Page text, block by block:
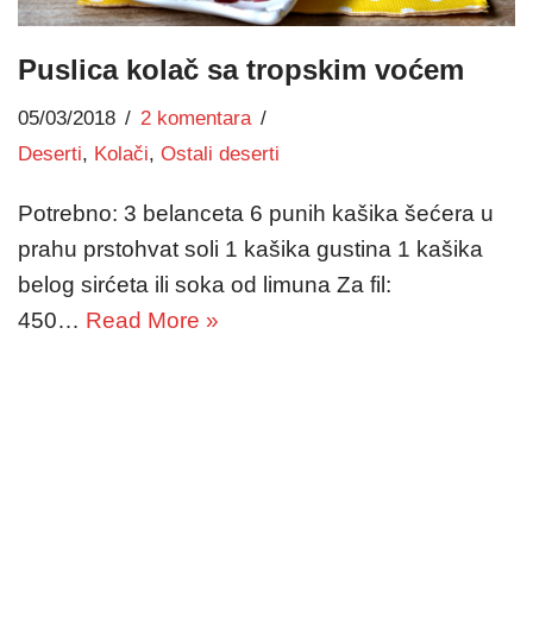
Puslica kolač sa tropskim voćem
05/03/2018
2 komentara
Deserti, Kolači, Ostali deserti
Potrebno: 3 belanceta 6 punih kašika šećera u
prahu prstohvat soli 1 kašika gustina 1 kašika
belog sirćeta ili soka od limuna Za fil:
450… Read More »